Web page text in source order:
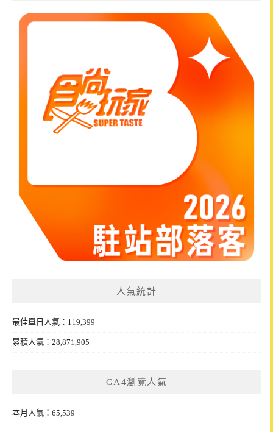
人氣統計
最佳單日人氣：119,399
累積人氣：28,871,905
GA4瀏覽人氣
本月人氣：65,539